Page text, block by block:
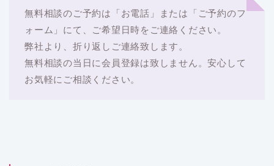
無料相談のご予約は「お電話」または「ご予約のフ
ォーム」にて、ご希望日時をご連絡ください。
弊社より、折り返しご連絡致します。
無料相談の当日に会員登録は致しません。安心して
お気軽にご相談ください。